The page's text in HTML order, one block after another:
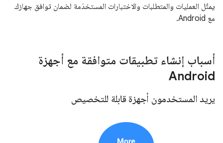
يمثّل العمليات والمتطلبات والاختبارات المستخدَمة لضمان توافق جهازك
مع Android.
أسباب إنشاء تطبيقات متوافقة مع أجهزة
Android
يريد المستخدمون أجهزة قابلة للتخصيص